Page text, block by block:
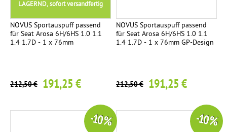
LAGERND, sofort versandfertig
NOVUS Sportauspuff passend
für Seat Arosa 6H/6HS 1.0 1.1
1.4 1.7D - 1 x 76mm
212,50 € 191,25 €
NOVUS Sportauspuff passend
für Seat Arosa 6H/6HS 1.0 1.1
1.4 1.7D - 1 x 76mm GP-Design
212,50 € 191,25 €
-10 % -10 %